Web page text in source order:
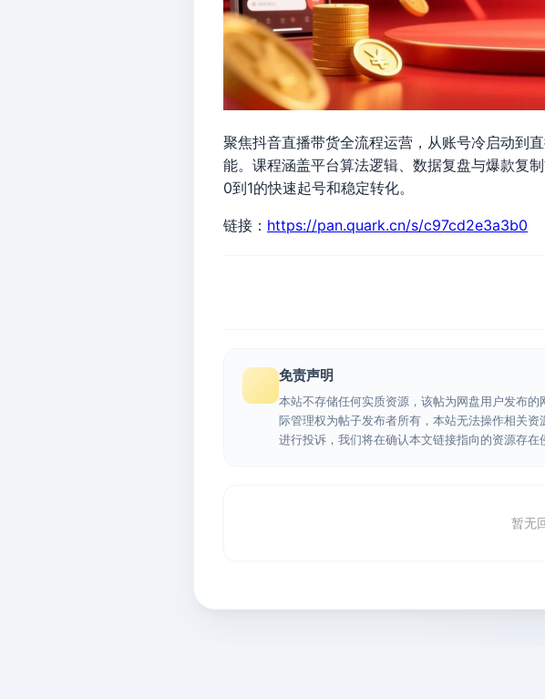
聚焦抖音直播带货全流程运营，从账号冷启动到
能。课程涵盖平台算法逻辑、数据复盘与爆款复
0到1的快速起号和稳定转化。
链接： https://pan.quark.cn/s/c97cd2e3a3b0
免责声明
本站不存储任何实质资源，该帖为网盘用户发布
际管理权为帖子发布者所有，本站无法操作相关
进行投诉，我们将在确认本文链接指向的资源存在
暂无